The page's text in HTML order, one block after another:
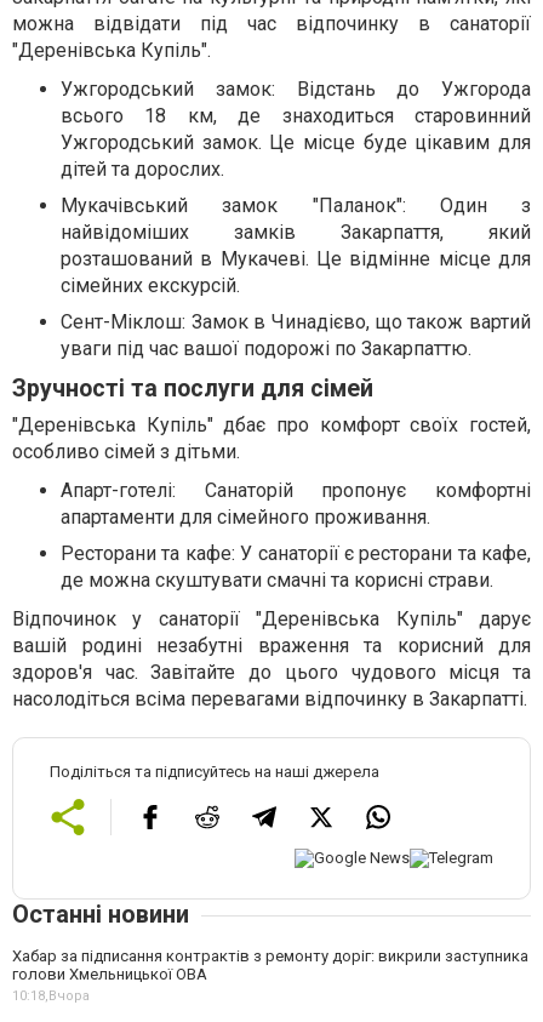
можна відвідати під час відпочинку в санаторії
"Деренівська Купіль".
Ужгородський замок: Відстань до Ужгорода
всього 18 км, де знаходиться старовинний
Ужгородський замок. Це місце буде цікавим для
дітей та дорослих.
Мукачівський замок "Паланок": Один з
найвідоміших замків Закарпаття, який
розташований в Мукачеві. Це відмінне місце для
сімейних екскурсій.
Сент-Міклош: Замок в Чинадієво, що також вартий
уваги під час вашої подорожі по Закарпаттю.
Зручності та послуги для сімей
"Деренівська Купіль" дбає про комфорт своїх гостей,
особливо сімей з дітьми.
Апарт-готелі: Санаторій пропонує комфортні
апартаменти для сімейного проживання.
Ресторани та кафе: У санаторії є ресторани та кафе,
де можна скуштувати смачні та корисні страви.
Відпочинок у санаторії "Деренівська Купіль" дарує
вашій родині незабутні враження та корисний для
здоров'я час. Завітайте до цього чудового місця та
насолодіться всіма перевагами відпочинку в Закарпатті.
Поділіться та підписуйтесь на наші джерела
Останні новини
Хабар за підписання контрактів з ремонту доріг: викрили заступника
голови Хмельницької ОВА
10:18,Вчора